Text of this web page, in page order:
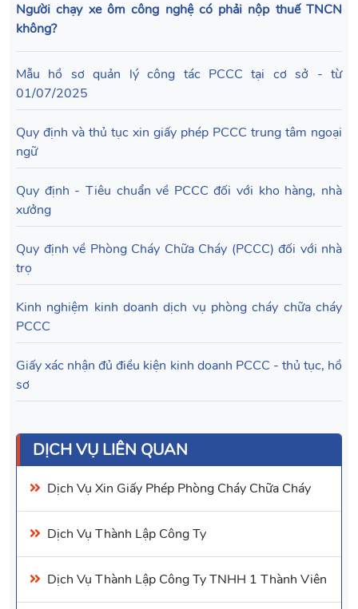
Người chạy xe ôm công nghệ có phải nộp thuế TNCN
không?
Mẫu hồ sơ quản lý công tác PCCC tại cơ sở - từ
01/07/2025
Quy định và thủ tục xin giấy phép PCCC trung tâm ngoại
ngữ
Quy định - Tiêu chuẩn về PCCC đối với kho hàng, nhà
xưởng
Quy định về Phòng Cháy Chữa Cháy (PCCC) đối với nhà
trọ
Kinh nghiệm kinh doanh dịch vụ phòng cháy chữa cháy
PCCC
Giấy xác nhận đủ điều kiện kinh doanh PCCC - thủ tục, hồ
sơ
DỊCH VỤ LIÊN QUAN
Dịch Vụ Xin Giấy Phép Phòng Cháy Chữa Cháy
Dịch Vụ Thành Lập Công Ty
Dịch Vụ Thành Lập Công Ty TNHH 1 Thành Viên